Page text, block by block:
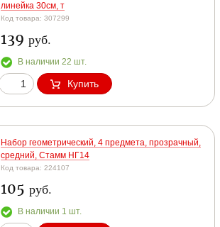
линейка 30см, т
Код товара: 307299
139 руб.
В наличии 22 шт.
Купить
Набор геометрический, 4 предмета, прозрачный,
средний, Стамм НГ14
Код товара: 224107
105 руб.
В наличии 1 шт.